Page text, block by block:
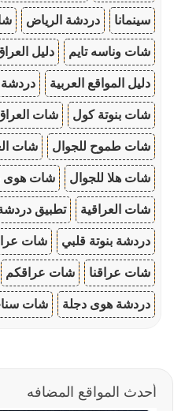
سينمانا دردشة الرياض
شات وناسه تايم دليل
دليل المواقع العربية دردشة
شات بنوتة كول شات
شات طموح للجوال شات
شات هلا للجوال شات هوى
شات العراقية تطبيق
دردشة بنوتة قلبي شات
شات عراقنا شات عراقكم
دردشة هوى دجلة شات
أحدث المواقع المضافه